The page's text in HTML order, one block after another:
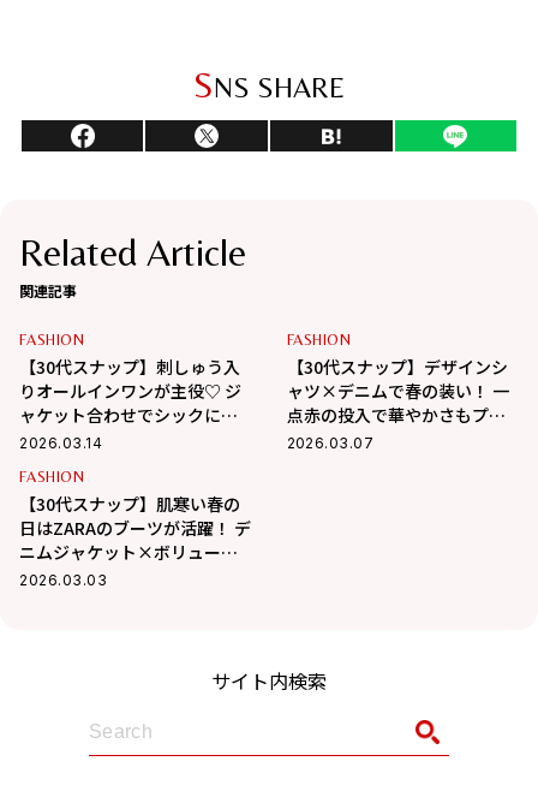
SNS SHARE
Related Article
関連記事
FASHION
【30代スナップ】刺しゅう入
りオールインワンが主役♡ ジ
ャケット合わせでシックにス
タイリング
2026.03.14
FASHION
【30代スナップ】デザインシ
ャツ×デニムで春の装い！ 一
点赤の投入で華やかさもプラ
ス
2026.03.07
FASHION
【30代スナップ】肌寒い春の
日はZARAのブーツが活躍！ デ
ニムジャケット×ボリューム
スカートで大人キュートに
2026.03.03
サイト内検索